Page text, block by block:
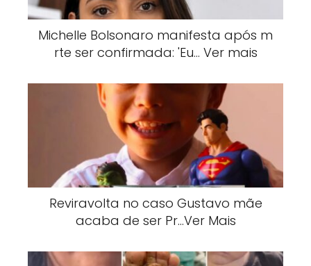
Michelle Bolsonaro manifesta após m
rte ser confirmada: 'Eu… Ver mais
Reviravolta no caso Gustavo mãe
acaba de ser Pr…Ver Mais